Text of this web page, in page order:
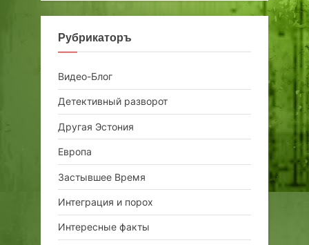
Рубрикаторъ
Видео-Блог
Детективный разворот
Другая Эстония
Европа
Застывшее Время
Интеграция и порох
Интересные факты